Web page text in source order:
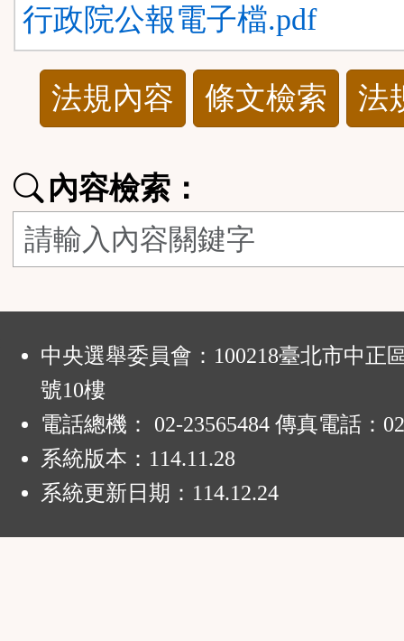
行政院公報電子檔.pdf
規
功
能
按
鈕
區
法規內容 條文檢索 法
內容檢索：
中央選舉委員會：100218臺北市中正
號10樓
電話總機： 02-23565484 傳真電話：
系統版本： 114.11.28
系統更新日期： 114.12.24